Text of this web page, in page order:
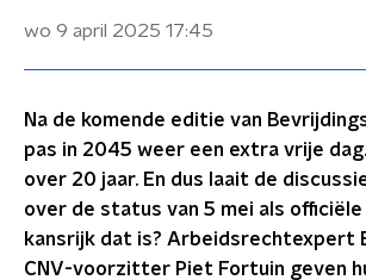
wo 9 april 2025 17:45
Na de komende editie van
pas in 2045 weer een extra vrije
over 20 jaar. En dus laait de
over de status van 5 mei als officiële
kansrijk dat is? Arbeidsrechtexpert
CNV-voorzitter Piet Fortuin geven